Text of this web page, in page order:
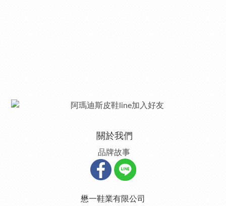
關於我們
品牌故事
懋一鞋業有限公司